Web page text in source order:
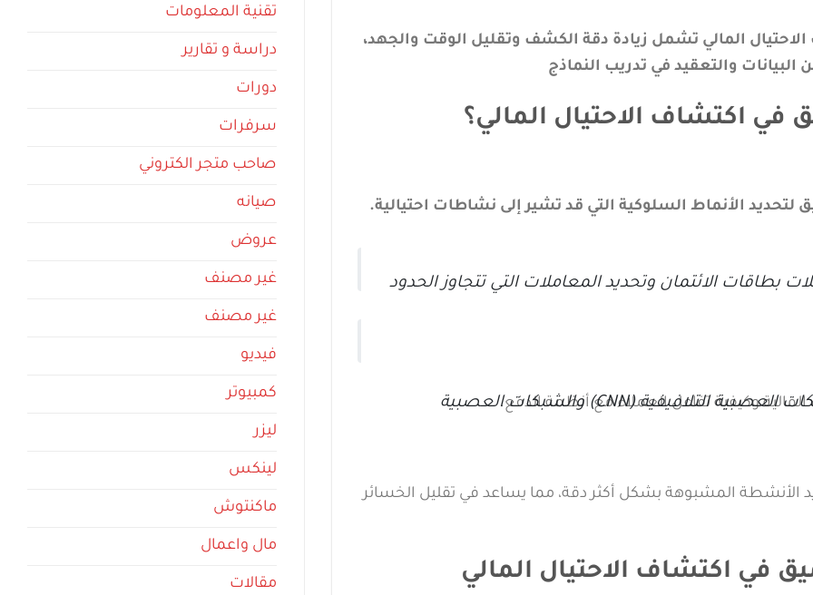
المالي تشمل زيادة دقة الكشف وتقليل الوقت والجهد،
والتعقيد في تدريب النماذج
في اكتشاف الاحتيال المالي؟
الأنماط السلوكية التي قد تشير إلى نشاطات احتيالية.
بطاقات الائتمان وتحديد المعاملات التي تتجاوز الحدود
تستخدم المؤسسات أيضًا تقنيات مثل الشبكات العصبية التلافيفية (CNN) والشبكات العصبية
وكيفية تفاعل العملاء مع أنظمة الدفع.
الأنشطة المشبوهة بشكل أكثر دقة، مما يساعد في تقليل الخسائر
في اكتشاف الاحتيال المالي
تقنية المعلومات
دراسة و تقارير
دورات
سرفرات
صاحب متجر الكتروني
صيانه
عروض
غير مصنف
غير مصنف
فيديو
كمبيوتر
ليزر
لينكس
ماكنتوش
مال واعمال
مقالات